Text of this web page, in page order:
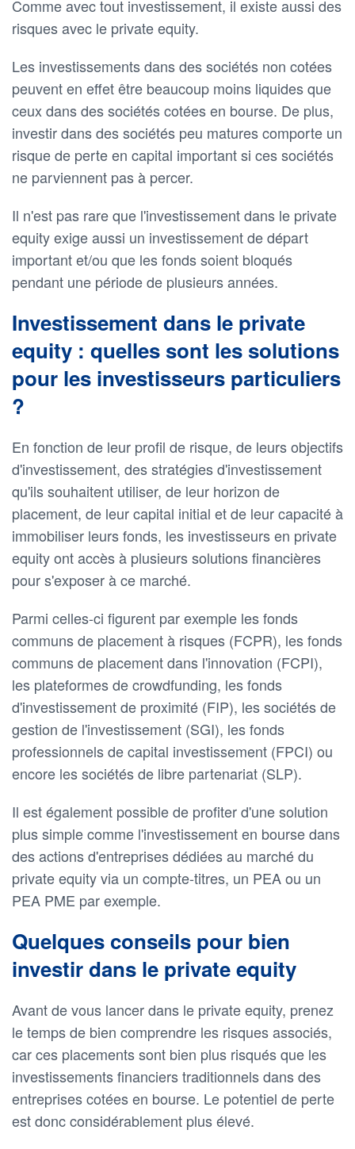
Comme avec tout investissement, il existe aussi des
risques avec le private equity.
Les investissements dans des sociétés non cotées
peuvent en effet être beaucoup moins liquides que
ceux dans des sociétés cotées en bourse. De plus,
investir dans des sociétés peu matures comporte un
risque de perte en capital important si ces sociétés
ne parviennent pas à percer.
Il n'est pas rare que l'investissement dans le private
equity exige aussi un investissement de départ
important et/ou que les fonds soient bloqués
pendant une période de plusieurs années.
Investissement dans le private
equity : quelles sont les solutions
pour les investisseurs particuliers
?
En fonction de leur profil de risque, de leurs objectifs
d'investissement, des stratégies d'investissement
qu'ils souhaitent utiliser, de leur horizon de
placement, de leur capital initial et de leur capacité à
immobiliser leurs fonds, les investisseurs en private
equity ont accès à plusieurs solutions financières
pour s'exposer à ce marché.
Parmi celles-ci figurent par exemple les fonds
communs de placement à risques (FCPR), les fonds
communs de placement dans l'innovation (FCPI),
les plateformes de crowdfunding, les fonds
d'investissement de proximité (FIP), les sociétés de
gestion de l'investissement (SGI), les fonds
professionnels de capital investissement (FPCI) ou
encore les sociétés de libre partenariat (SLP).
Il est également possible de profiter d'une solution
plus simple comme l'investissement en bourse dans
des actions d'entreprises dédiées au marché du
private equity via un compte-titres, un PEA ou un
PEA PME par exemple.
Quelques conseils pour bien
investir dans le private equity
Avant de vous lancer dans le private equity, prenez
le temps de bien comprendre les risques associés,
car ces placements sont bien plus risqués que les
investissements financiers traditionnels dans des
entreprises cotées en bourse. Le potentiel de perte
est donc considérablement plus élevé.